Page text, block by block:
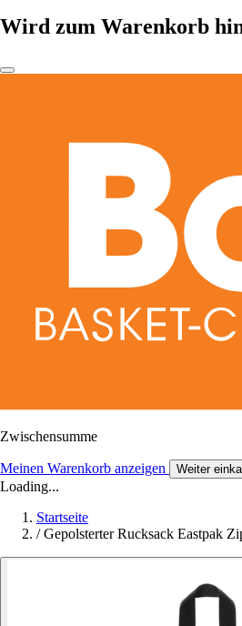
Wird zum Warenkorb
Zwischensumme
Meinen Warenkorb anzeigen Weiter
Loading...
Startseite
/ Gepolsterter Rucksack Eastpak